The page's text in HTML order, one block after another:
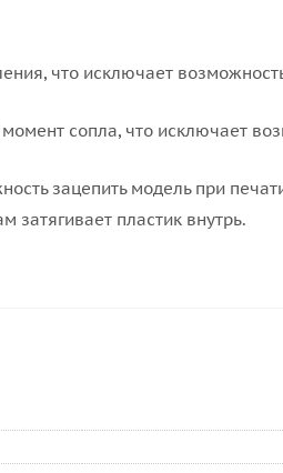
что исключает
сопла, что исключает
зацепить модель при
пластик внутрь.